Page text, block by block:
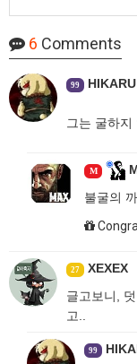
6 Comments
99 HIKARU
그는 굴하
M
불굴의
27 XEXEX
글고보니,
고..
99